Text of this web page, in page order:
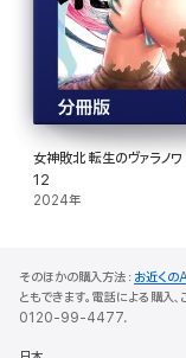
女神敗北 転生のヴァラノ
12
2024年
そのほかの購入方法： お近く
ともできます。電話による
0120-99-4477.